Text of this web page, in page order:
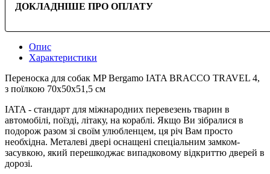
ДОКЛАДНІШЕ ПРО ОПЛАТУ
Опис
Характеристики
Переноска для собак MP Bergamo IATA BRACCO TRAVEL 4,
з поїлкою 70х50х51,5 см
IATA - стандарт для міжнародних перевезень тварин в
автомобілі, поїзді, літаку, на кораблі. Якщо Ви зібралися в
подорож разом зі своїм улюбленцем, ця річ Вам просто
необхідна. Металеві двері оснащені спеціальним замком-
засувкою, який перешкоджає випадковому відкриттю дверей в
дорозі.